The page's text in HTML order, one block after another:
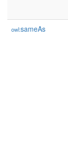
owl:sameAs